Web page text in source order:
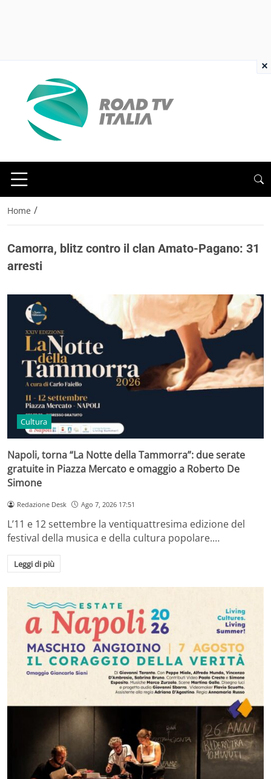
Home /
Camorra, blitz contro il clan Amato-Pagano: 31
arresti
Cultura
Napoli, torna “La Notte della Tammorra”: due serate
gratuite in Piazza Mercato e omaggio a Roberto De
Simone
Redazione Desk Ago 7, 2026 17:51
L’11 e 12 settembre la ventiquattresima edizione del
festival della musica e della cultura popolare.…
Leggi di più
×